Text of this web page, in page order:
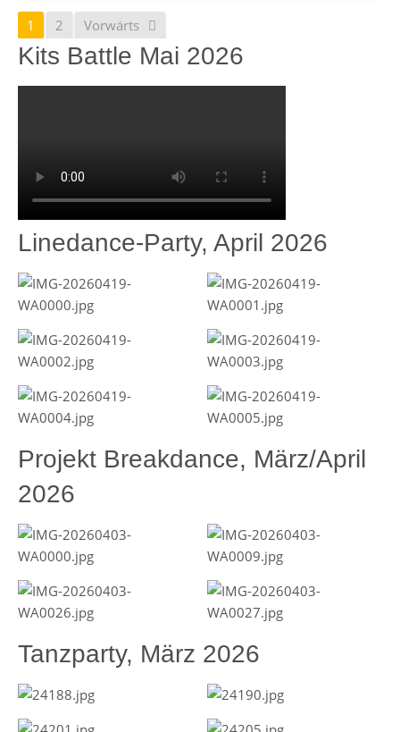
1 2 Vorwärts
Kits Battle Mai 2026
Linedance-Party, April 2026
Projekt Breakdance, März/April
2026
Tanzparty, März 2026